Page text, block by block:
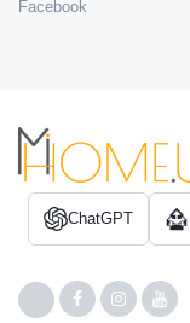
Facebook
ChatGPT